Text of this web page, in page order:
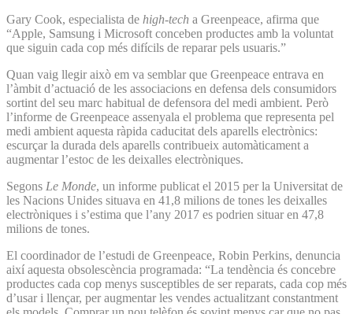
Gary Cook, especialista de high-tech a Greenpeace, afirma que
“Apple, Samsung i Microsoft conceben productes amb la voluntat
que siguin cada cop més difícils de reparar pels usuaris.”
Quan vaig llegir això em va semblar que Greenpeace entrava en
l’àmbit d’actuació de les associacions en defensa dels consumidors
sortint del seu marc habitual de defensora del medi ambient. Però
l’informe de Greenpeace assenyala el problema que representa pel
medi ambient aquesta ràpida caducitat dels aparells electrònics:
escurçar la durada dels aparells contribueix automàticament a
augmentar l’estoc de les deixalles electròniques.
Segons Le Monde, un informe publicat el 2015 per la Universitat de
les Nacions Unides situava en 41,8 milions de tones les deixalles
electròniques i s’estima que l’any 2017 es podrien situar en 47,8
milions de tones.
El coordinador de l’estudi de Greenpeace, Robin Perkins, denuncia
així aquesta obsolescència programada: “La tendència és concebre
productes cada cop menys susceptibles de ser reparats, cada cop més
d’usar i llençar, per augmentar les vendes actualitzant constantment